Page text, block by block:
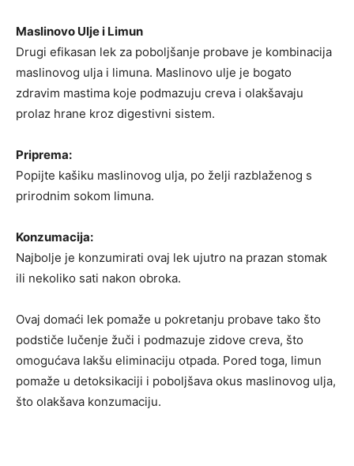
Maslinovo Ulje i Limun
Drugi efikasan lek za poboljšanje probave je kombinacija
maslinovog ulja i limuna. Maslinovo ulje je bogato
zdravim mastima koje podmazuju creva i olakšavaju
prolaz hrane kroz digestivni sistem.
Priprema:
Popijte kašiku maslinovog ulja, po želji razblaženog s
prirodnim sokom limuna.
Konzumacija:
Najbolje je konzumirati ovaj lek ujutro na prazan stomak
ili nekoliko sati nakon obroka.
Ovaj domaći lek pomaže u pokretanju probave tako što
podstiče lučenje žuči i podmazuje zidove creva, što
omogućava lakšu eliminaciju otpada. Pored toga, limun
pomaže u detoksikaciji i poboljšava okus maslinovog ulja,
što olakšava konzumaciju.